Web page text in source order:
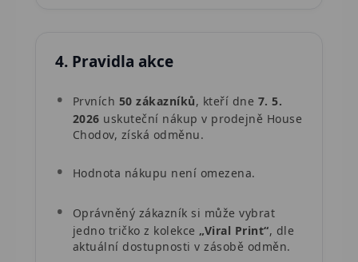
4. Pravidla akce
Prvních 50 zákazníků, kteří dne 7. 5.
2026 uskuteční nákup v prodejně House
Chodov, získá odměnu.
Hodnota nákupu není omezena.
Oprávněný zákazník si může vybrat
jedno tričko z kolekce „Viral Print“, dle
aktuální dostupnosti v zásobě odměn.